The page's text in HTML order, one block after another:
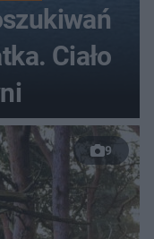
Ciało
9